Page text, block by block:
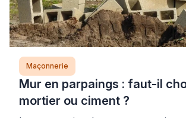
Maçonnerie
Mur en parpaings : faut-il
mortier ou ciment ?